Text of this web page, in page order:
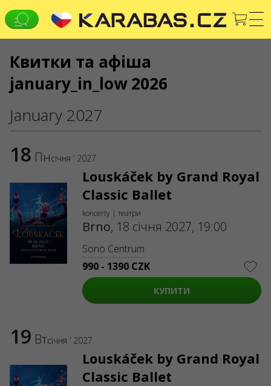
CS EN UK
УСІ МІСТА
FOLLOW US
Warning! The processing of appeals is carried out via form
at help.karabas.com
Martial law
List of cancelled and rescheduled events
Dispute resolving service
Box offices
Delivery and payment
Purchasing policy
Квитки та афіша
january_in_low 2026
January 2027
18 Пнсічня ’ 2027
Louskáček by Grand Royal
Classic Ballet
koncerty | театри
Brno, 18 січня 2027, 19:00
Sono Centrum
990 - 1390 CZK
КУПИТИ
19 Втсічня ’ 2027
Louskáček by Grand Royal
Classic Ballet